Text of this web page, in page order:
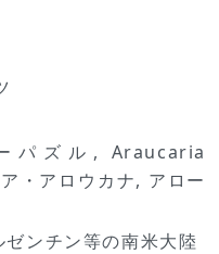
パズル, Araucaria
・アロウカナ, アロー
ンチン等の南米大陸